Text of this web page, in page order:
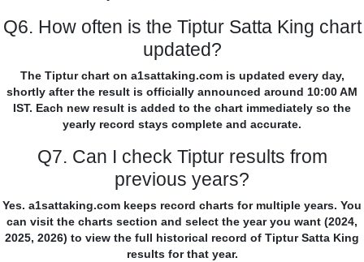
Q6. How often is the Tiptur Satta King chart
updated?
The Tiptur chart on a1sattaking.com is updated every day,
shortly after the result is officially announced around 10:00 AM
IST. Each new result is added to the chart immediately so the
yearly record stays complete and accurate.
Q7. Can I check Tiptur results from
previous years?
Yes. a1sattaking.com keeps record charts for multiple years. You
can visit the charts section and select the year you want (2024,
2025, 2026) to view the full historical record of Tiptur Satta King
results for that year.